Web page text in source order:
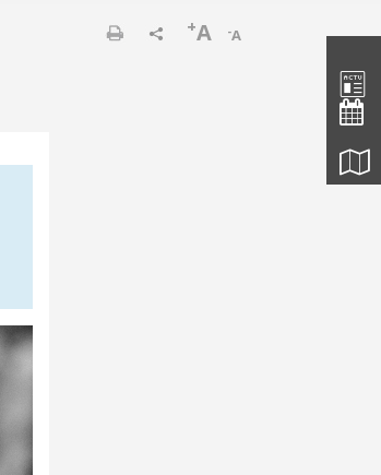
-A
+A